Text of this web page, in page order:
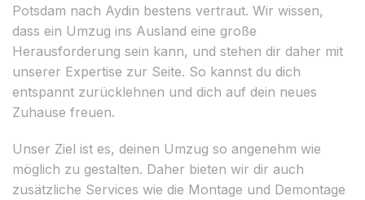
Potsdam nach Aydin bestens vertraut. Wir wissen,
dass ein Umzug ins Ausland eine große
Herausforderung sein kann, und stehen dir daher mit
unserer Expertise zur Seite. So kannst du dich
entspannt zurücklehnen und dich auf dein neues
Zuhause freuen.
Unser Ziel ist es, deinen Umzug so angenehm wie
möglich zu gestalten. Daher bieten wir dir auch
zusätzliche Services wie die Montage und Demontage